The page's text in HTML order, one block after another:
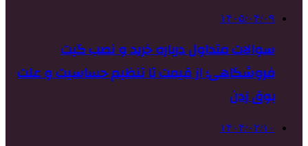
۱۴۰۵/۰۴/۰۹
سوالات متداول درباره خرید و نصب گیت
فروشگاهی؛ از قیمت تا تنظیم حساسیت و علت
بوق زدن
۱۴۰۴/۰۲/۱۰